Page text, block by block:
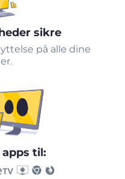
sikre
på alle dine
til: